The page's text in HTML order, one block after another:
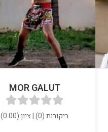
MOR GALUT
ביקורות (0) | ציון (0.00)